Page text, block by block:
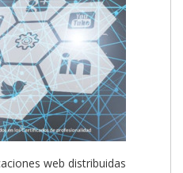
web distribuidas